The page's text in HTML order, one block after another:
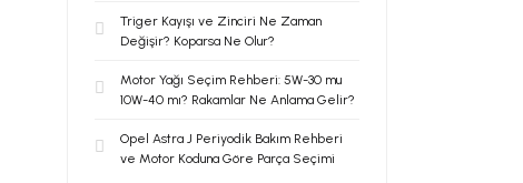
Triger Kayışı ve Zinciri Ne Zaman
Değişir? Koparsa Ne Olur?
Motor Yağı Seçim Rehberi: 5W-30 mu
10W-40 mı? Rakamlar Ne Anlama Gelir?
Opel Astra J Periyodik Bakım Rehberi
ve Motor Koduna Göre Parça Seçimi